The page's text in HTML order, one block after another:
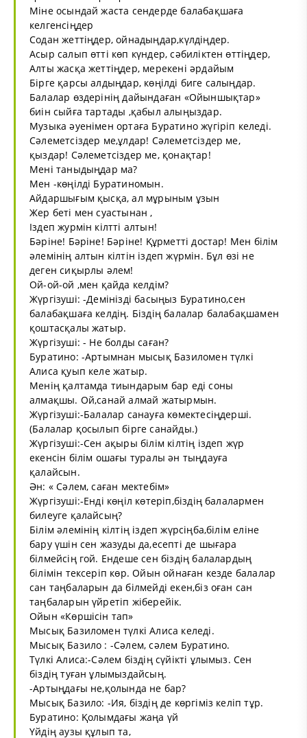
Міне осындай жаста сендерде балабақшаға
келгенсіңдер
Содан жеттіңдер, ойнадыңдар,күлдіңдер.
Асыр салып өтті көп күндер, сәбиліктен өттіңдер,
Алты жасқа жеттіңдер, мерекені әрдайым
Бірге қарсы алдыңдар, көңілді биге салыңдар.
Балалар өздерінің дайындаған «Ойыншықтар»
биін сыйға тартады ,қабыл алыңыздар.
Музыка әуенімен ортаға Буратино жүгіріп келеді.
Сәлеметсіздер ме,ұлдар! Сәлеметсіздер ме,
қыздар! Сәлеметсіздер ме, қонақтар!
Мені таныдыңдар ма?
Мен -көңілді Буратиномын.
Айдаршығым қысқа, ал мұрыным ұзын
Жер беті мен суастынан ,
Іздеп журмін кілтті алтын!
Бәріне! Бәріне! Бәріне! Құрметті достар! Мен білім
әлемінің алтын кілтін іздеп жүрмін. Бұл өзі не
деген сиқырлы әлем!
Ой-ой-ой ,мен қайда келдім?
Жүргізуші: -Демінізді басыңыз Буратино,сен
балабақшаға келдің. Біздің балалар балабақшамен
қоштасқалы жатыр.
Жүргізуші: - Не болды саған?
Буратино: -Артымнан мысық Базиломен түлкі
Алиса қуып келе жатыр.
Менің қалтамда тиындарым бар еді соны
алмақшы. Ой,санай алмай жатырмын.
Жүргізуші:-Балалар санауға көмектесіңдерші.
(Балалар қосылып бірге санайды.)
Жүргізуші:-Сен ақыры білім кілтің іздеп жүр
екенсін білім ошағы туралы ән тыңдауға
қалайсын.
Ән: « Сәлем, саған мектебім»
Жүргізуші:-Енді көңіл көтеріп,біздің балалармен
билеуге қалайсың?
Білім әлемінің кілтің іздеп жүрсіңба,білім еліне
бару үшін сен жазуды да,есепті де шығара
білмейсің гой. Ендеше сен біздің балалардың
білімін тексеріп көр. Ойын ойнаған кезде балалар
сан таңбаларын да білмейді екен,біз оған сан
таңбаларын үйретіп жіберейік.
Ойын «Көршісін тап»
Мысық Базиломен түлкі Алиса келеді.
Мысық Базило : -Сәлем, сәлем Буратино.
Түлкі Алиса:-Сәлем біздің сүйікті ұлымыз. Сен
біздің туған ұлымыздайсың.
-Артыңдағы не,қолында не бар?
Мысық Базило: -Ия, біздің де көргіміз келіп тұр.
Буратино: Қолымдағы жаңа үй
Үйдің аузы құлып та,